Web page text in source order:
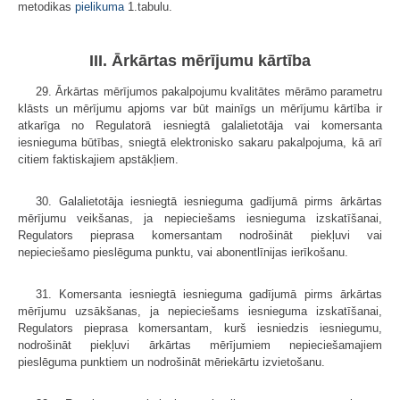
metodikas pielikuma1.tabulu.
III. Ārkārtas mērījumu kārtība
29. Ārkārtas mērījumos pakalpojumu kvalitātes mērāmo parametru
klāsts un mērījumu apjoms var būt mainīgs un mērījumu kārtība ir
atkarīga no Regulatorā iesniegtā galalietotāja vai komersanta
iesnieguma būtības, sniegtā elektronisko sakaru pakalpojuma, kā arī
citiem faktiskajiem apstākļiem.
30. Galalietotāja iesniegtā iesnieguma gadījumā pirms ārkārtas
mērījumu veikšanas, ja nepieciešams iesnieguma izskatīšanai,
Regulators pieprasa komersantam nodrošināt piekļuvi vai
nepieciešamo pieslēguma punktu, vai abonentlīnijas ierīkošanu.
31. Komersanta iesniegtā iesnieguma gadījumā pirms ārkārtas
mērījumu uzsākšanas, ja nepieciešams iesnieguma izskatīšanai,
Regulators pieprasa komersantam, kurš iesniedzis iesniegumu,
nodrošināt piekļuvi ārkārtas mērījumiem nepieciešamajiem
pieslēguma punktiem un nodrošināt mēriekārtu izvietošanu.